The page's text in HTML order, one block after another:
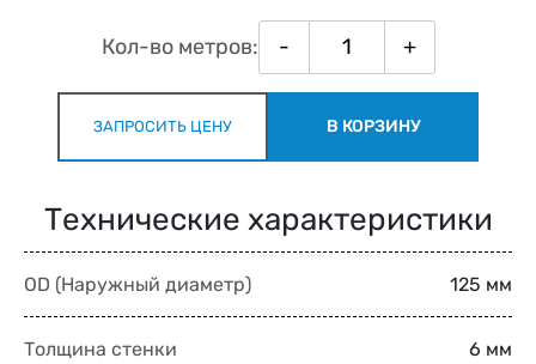
Кол-во метров: - +
ЗАПРОСИТЬ ЦЕНУ В КОРЗИНУ
Технические характеристики
OD (Наружный диаметр) 125 мм
Толщина стенки 6 мм